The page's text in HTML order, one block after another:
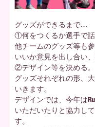
グッズができるまで…
①何をつくるか選手で話
他チームのグッズ等も
いいか意見を出し合い、
②デザイン等を決める。
グッズそれぞれの形、
いきます。
デザインでは、今年は
いただいたりと協力し
す。